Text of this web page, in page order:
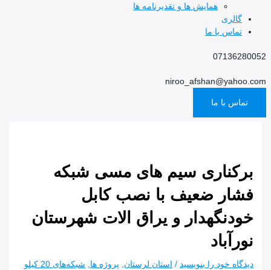
همایش ها و تقدیرنامه ها
گالری
تماس با ما
07136280052
niroo_afshan@yahoo.com
تماس با ما
برکناری سیم های مسی شبکه
فشار ضعیف با نصب کابل
خودنگهدار و یراق الات شهرستان
نورآباد
دیدگاه‌ خود را بنویسید / استان لرستان پروژه ها
شبکه‌های 20 کیلو